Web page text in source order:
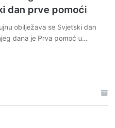
dan prve pomoći
obilježava se Svjetski dan
dana je Prva pomoć u…